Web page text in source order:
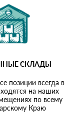
СКЛАДЫ
позиции всегда в
на наших
по всему
Краю